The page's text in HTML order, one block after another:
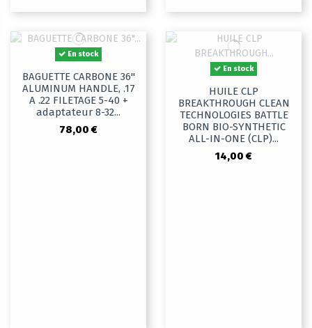
En stock
BAGUETTE CARBONE 36"
ALUMINUM HANDLE, .17
A .22 FILETAGE 5-40 +
adaptateur 8-32...
78,00 €
En stock
HUILE CLP
BREAKTHROUGH CLEAN
TECHNOLOGIES BATTLE
BORN BIO-SYNTHETIC
ALL-IN-ONE (CLP)...
14,00 €